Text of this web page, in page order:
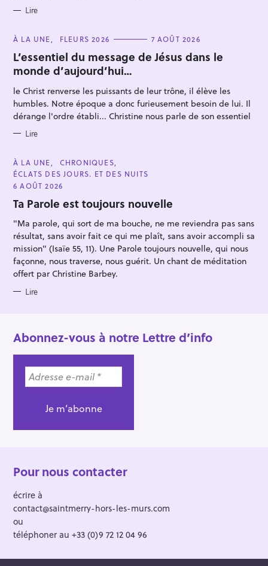
Lire
C
T
E
G
O
R
I
E
S
À LA UNE FLEURS 2026 7 AOÛT 2026
L’essentiel du message de Jésus dans le
monde d’aujourd’hui…
le Christ renverse les puissants de leur trône, il élève les
humbles. Notre époque a donc furieusement besoin de lui. Il
dérange l'ordre établi... Christine nous parle de son essentiel
Lire
C
A
T
E
O
R
E
À LA UNE
CHRONIQUES
ÉCLATS DES JOURS. ET DES NUITS
6 AOÛT 2026
Ta Parole est toujours nouvelle
"Ma parole, qui sort de ma bouche, ne me reviendra pas sans
résultat, sans avoir fait ce qui me plaît, sans avoir accompli sa
mission" (Isaïe 55, 11). Une Parole toujours nouvelle, qui nous
façonne, nous traverse, nous guérit. Un chant de méditation
offert par Christine Barbey.
Lire
Abonnez-vous à notre Lettre d’info
Pour nous contacter
écrire à
contact@saintmerry-hors-les-murs.com
ou
téléphoner au +33 (0)9 72 12 04 96